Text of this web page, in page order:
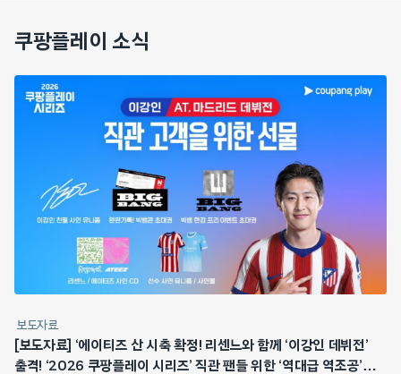
쿠팡플레이 소식
보도자료
[보도자료] ‘에이티즈 산 시축 확정! 리센느와 함께 ‘이강인 데뷔전’
출격! ‘2026 쿠팡플레이 시리즈’ 직관 팬들 위한 ‘역대급 역조공’